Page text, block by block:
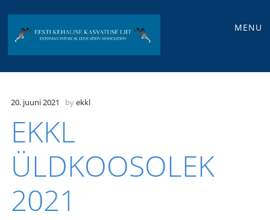
MENU
20. juuni 2021 byekkl
EKKL
ÜLDKOOSOLEK
2021